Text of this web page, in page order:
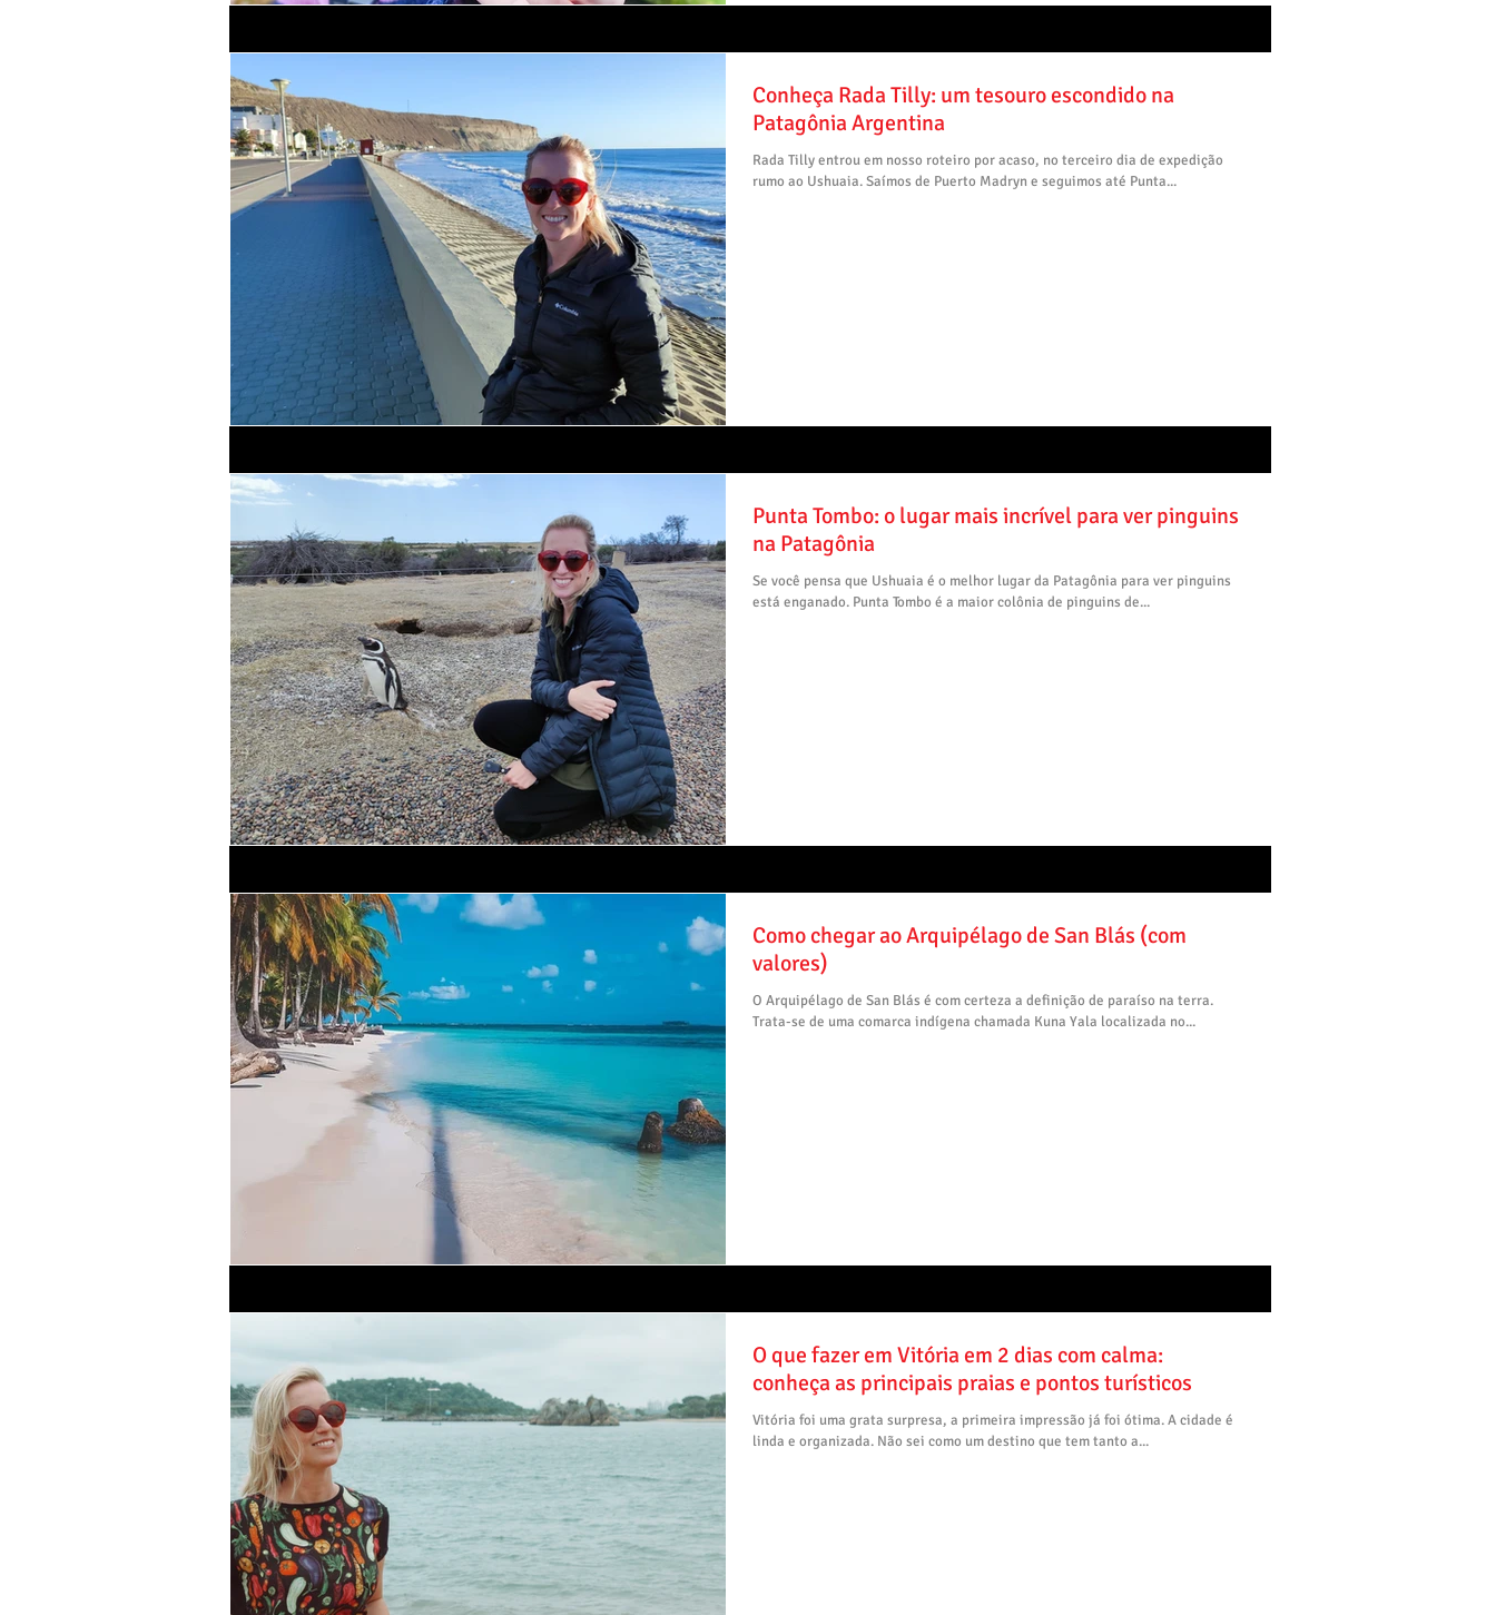
Conheça Rada Tilly: um tesouro escondido na
Patagônia Argentina
Rada Tilly entrou em nosso roteiro por acaso, no terceiro dia de expedição
rumo ao Ushuaia. Saímos de Puerto Madryn e seguimos até Punta...
Punta Tombo: o lugar mais incrível para ver pinguins
na Patagônia
Se você pensa que Ushuaia é o melhor lugar da Patagônia para ver pinguins
está enganado. Punta Tombo é a maior colônia de pinguins de...
Como chegar ao Arquipélago de San Blás (com
valores)
O Arquipélago de San Blás é com certeza a definição de paraíso na terra.
Trata-se de uma comarca indígena chamada Kuna Yala localizada no...
O que fazer em Vitória em 2 dias com calma:
conheça as principais praias e pontos turísticos
Vitória foi uma grata surpresa, a primeira impressão já foi ótima. A cidade é
linda e organizada. Não sei como um destino que tem tanto a...